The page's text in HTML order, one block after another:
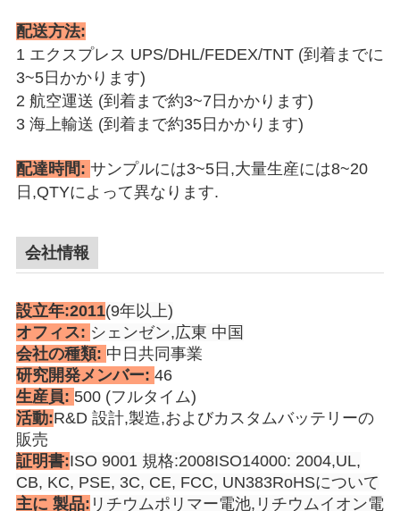
配送方法:
1 エクスプレス UPS/DHL/FEDEX/TNT (到着までに
3~5日かかります)
2 航空運送 (到着まで約3~7日かかります)
3 海上輸送 (到着まで約35日かかります)
配達時間: サンプルには3~5日,大量生産には8~20
日,QTYによって異なります.
会社情報
設立年:2011(9年以上)
オフィス: シェンゼン,広東 中国
会社の種類: 中日共同事業
研究開発メンバー: 46
生産員: 500 (フルタイム)
活動:R&D 設計,製造,およびカスタムバッテリーの
販売
証明書:ISO 9001 規格:2008ISO14000: 2004,UL,
CB, KC, PSE, 3C, CE, FCC, UN383RoHSについて
主に 製品: リチウムポリマー電池,リチウムイオン電